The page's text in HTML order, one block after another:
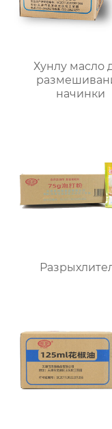
Хунлу масло
начинки